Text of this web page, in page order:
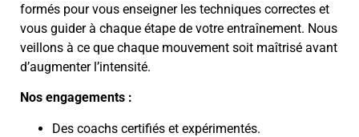
formés pour vous enseigner les techniques correctes et
vous guider à chaque étape de votre entraînement. Nous
veillons à ce que chaque mouvement soit maîtrisé avant
d’augmenter l’intensité.
Nos engagements :
Des coachs certifiés et expérimentés.